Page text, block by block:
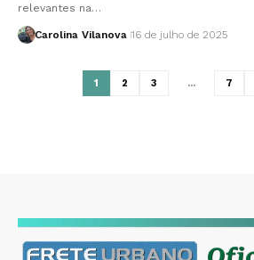
relevantes na…
Carolina Vilanova 16 de julho de 2025
1 2 3 … 7